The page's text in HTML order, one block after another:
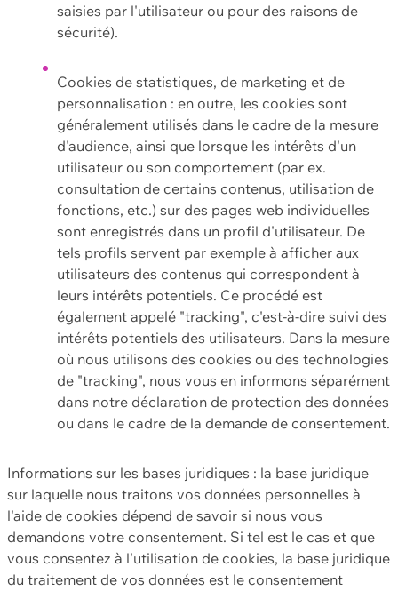
saisies par l'utilisateur ou pour des raisons de
sécurité).
Cookies de statistiques, de marketing et de
personnalisation : en outre, les cookies sont
généralement utilisés dans le cadre de la mesure
d'audience, ainsi que lorsque les intérêts d'un
utilisateur ou son comportement (par ex.
consultation de certains contenus, utilisation de
fonctions, etc.) sur des pages web individuelles
sont enregistrés dans un profil d'utilisateur. De
tels profils servent par exemple à afficher aux
utilisateurs des contenus qui correspondent à
leurs intérêts potentiels. Ce procédé est
également appelé "tracking", c'est-à-dire suivi des
intérêts potentiels des utilisateurs. Dans la mesure
où nous utilisons des cookies ou des technologies
de "tracking", nous vous en informons séparément
dans notre déclaration de protection des données
ou dans le cadre de la demande de consentement.
Informations sur les bases juridiques : la base juridique
sur laquelle nous traitons vos données personnelles à
l'aide de cookies dépend de savoir si nous vous
demandons votre consentement. Si tel est le cas et que
vous consentez à l'utilisation de cookies, la base juridique
du traitement de vos données est le consentement